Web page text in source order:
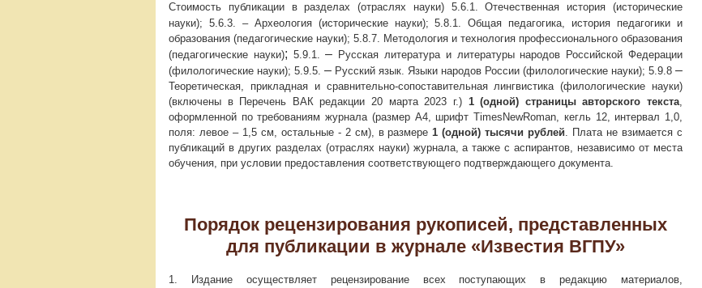
Стоимость публикации в разделах (отраслях науки) 5.6.1. Отечественная история (исторические
науки); 5.6.3. – Археология (исторические науки); 5.8.1. Общая педагогика, история педагогики и
образования (педагогические науки); 5.8.7. Методология и технология профессионального образования
(педагогические науки); 5.9.1.– Русская литература и литературы народов Российской Федерации
(филологические науки); 5.9.5. – Русский язык. Языки народов России (филологические науки); 5.9.8 –
Теоретическая, прикладная и сравнительно-сопоставительная лингвистика (филологические науки)
(включены в Перечень ВАК редакции 20 марта 2023 г.) 1 (одной) страницы авторского текста,
оформленной по требованиям журнала (размер А4, шрифт TimesNewRoman, кегль 12, интервал 1,0,
поля: левое – 1,5 см, остальные - 2 см), в размере1 (одной) тысячи рублей. Плата не взимается с
публикаций в других разделах (отраслях науки) журнала, а также с аспирантов, независимо от места
обучения, при условии предоставления соответствующего подтверждающего документа.
Порядок рецензирования рукописей, представленных
для публикации в журнале «Известия ВГПУ»
1. Издание осуществляет рецензирование всех поступающих в редакцию материалов,